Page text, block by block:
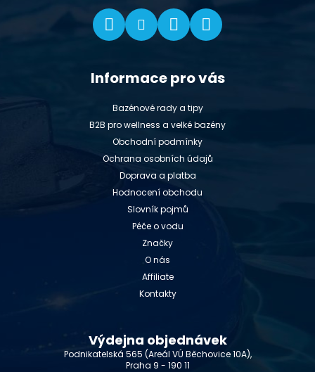
Informace pro vás
Bazénové rady a tipy
B2B pro wellness a velké bazény
Obchodní podmínky
Ochrana osobních údajů
Doprava a platba
Hodnocení obchodu
Slovník pojmů
Péče o vodu
Značky
O nás
Affiliate
Kontakty
Výdejna objednávek
Podnikatelská 565 (Areál VÚ Běchovice 10A),
Praha 9 - 190 11